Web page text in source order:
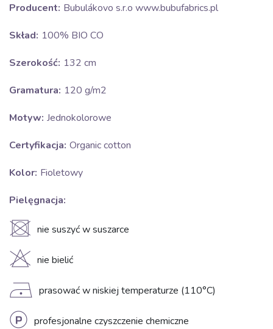
Producent: Bubulákovo s.r.o www.bubufabrics.pl
Skład: 100% BIO CO
Szerokość: 132 cm
Gramatura: 120 g/m2
Motyw: Jednokolorowe
Certyfikacja: Organic cotton
Kolor: Fioletowy
Pielęgnacja:
U nie suszyć w suszarce
H nie bielić
D prasować w niskiej temperaturze (110°C)
profesjonalne czyszczenie chemiczne